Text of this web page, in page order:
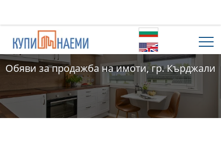
Обяви за продажба на имоти, гр. Кърджали